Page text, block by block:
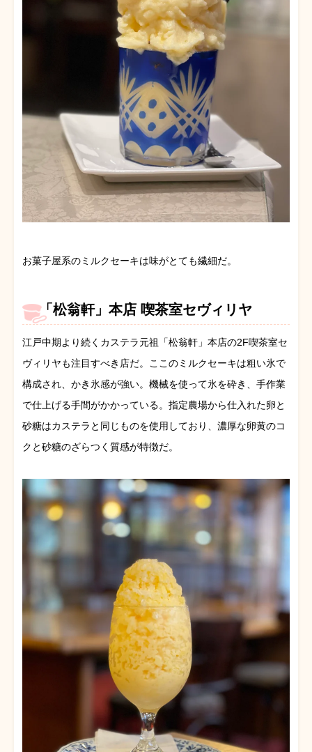
お菓子屋系のミルクセーキは味がとても繊細だ。
「松翁軒」本店 喫茶室セヴィリヤ
江戸中期より続くカステラ元祖「松翁軒」本店の2F喫茶室セ
ヴィリヤも注目すべき店だ。ここのミルクセーキは粗い氷で
構成され、かき氷感が強い。機械を使って氷を砕き、手作業
で仕上げる手間がかかっている。指定農場から仕入れた卵と
砂糖はカステラと同じものを使用しており、濃厚な卵黄のコ
クと砂糖のざらつく質感が特徴だ。